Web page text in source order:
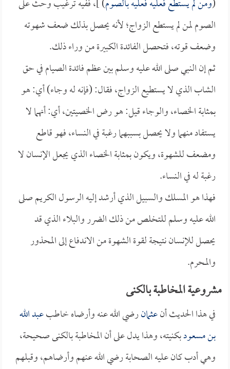
(ومن لم يستطع فعليه فعليه بالصوم) ]، ففيه ترغيب وحث على
الصوم لمن لم يستطع الزواج؛ لأنه يحصل بذلك ضعف شهوته
وضعف قوته، فتحصل الفائدة الكبيرة من وراء ذلك.
ثم إن النبي صلى الله عليه وسلم بين عظم فائدة الصيام في حق
الشاب الذي لا يستطيع الزواج، فقال: (فإنه له وجاء) أي: هو
بمثابة الخصاء، والوجاء قيل: هو رض الخصيتين، أي: أنهما لا
يستفاد منهما ولا يحصل بسببهما رغبة في النساء، فهو قاطع
ومضعف للشهوة، ويكون بمثابة الخصاء الذي يجعل الإنسان لا
رغبة له في النساء.
فهذا هو المسلك والسبيل الذي أرشد إليه الرسول الكريم صلى
الله عليه وسلم للتخلص من ذلك الضرر والبلاء الذي قد
يحصل للإنسان نتيجة لقوة الشهوة من الاندفاع إلى المحذور
والمحرم.
مشروعية المخاطبة بالكنى
في هذا الحديث أنعثمانرضي الله عنه وأرضاه خاطبعبد الله
بن مسعودبكنيته، وهذا يدل على أن المخاطبة بالكنى صحيحة،
وهي أدب كان عليه الصحابة رضي الله عنهم وأرضاهم، وقبلهم